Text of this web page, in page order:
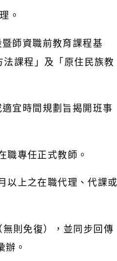
。
師資職前教育課程基
課程」及「原住民族教
宜時間規劃旨揭開班事
職專任正式教師。
以上之在職代理、代課或
則免復），並同步回傳
辦。